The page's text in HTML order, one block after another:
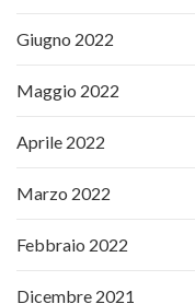
Giugno 2022
Maggio 2022
Aprile 2022
Marzo 2022
Febbraio 2022
Dicembre 2021